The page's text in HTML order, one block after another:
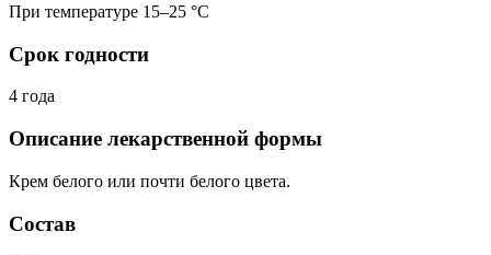
При температуре 15–25 °C
Срок годности
4 года
Описание лекарственной формы
Крем белого или почти белого цвета.
Состав